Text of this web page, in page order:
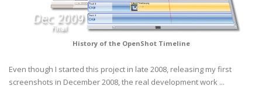
History of the OpenShot Timeline
Even though I started this project in late 2008, releasing my first
screenshots in December 2008, the real development work ...